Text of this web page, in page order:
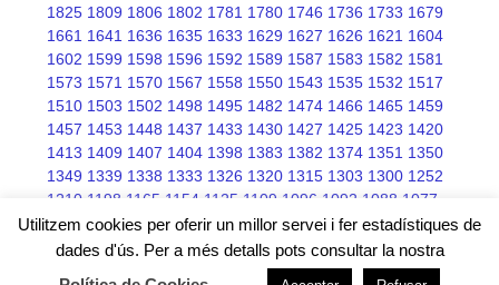
1825 1809 1806 1802 1781 1780 1746 1736 1733 1679
1661 1641 1636 1635 1633 1629 1627 1626 1621 1604
1602 1599 1598 1596 1592 1589 1587 1583 1582 1581
1573 1571 1570 1567 1558 1550 1543 1535 1532 1517
1510 1503 1502 1498 1495 1482 1474 1466 1465 1459
1457 1453 1448 1437 1433 1430 1427 1425 1423 1420
1413 1409 1407 1404 1398 1383 1382 1374 1351 1350
1349 1339 1338 1333 1326 1320 1315 1303 1300 1252
1210 1198 1165 1154 1125 1109 1096 1092 1088 1077
1076 1075 1068 1066 1045
Utilitzem cookies per oferir un millor servei i fer estadístiques de
dades d'ús. Per a més detalls pots consultar la nostra